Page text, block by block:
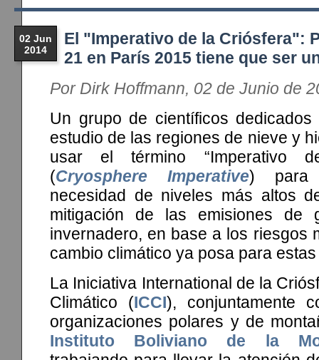
02 Jun
2014
El "Imperativo de la Criósfera":
21 en París 2015 tiene que ser
Por Dirk Hoffmann, 02 de Junio de
Un grupo de científicos
estudio de las regiones de nieve y
usar el término “Imperativo
(Cryosphere Imperative) para
necesidad de niveles más altos
mitigación de las emisiones de
invernadero, en base a los riesgos
cambio climático ya posa para
La Iniciativa International de la
Climático (ICCI), conjuntamente
organizaciones polares y de
Instituto Boliviano de la